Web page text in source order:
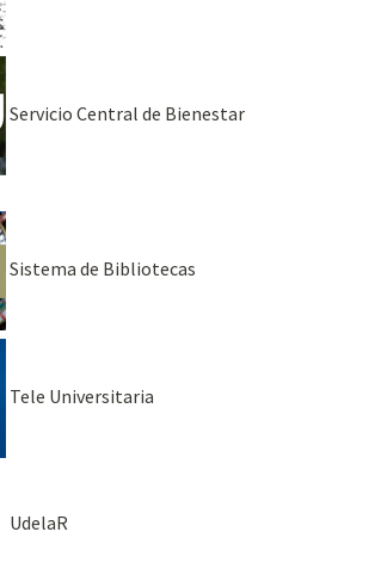
Servicio Central de Bienestar
Sistema de Bibliotecas
Tele Universitaria
UdelaR